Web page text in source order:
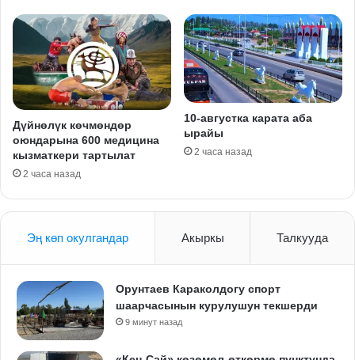
Дүйнөлүк көчмөндөр
оюндарына 600 медицина
кызматкери тартылат
2 часа назад
10-августка карата аба
ырайы
2 часа назад
Эң көп окулгандар Акыркы Талкууда
Орунтаев Караколдогу спорт
шаарчасынын курулушун текшерди
9 минут назад